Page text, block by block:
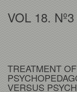
VOL 18. Nº3
TREATMENT
VERSUS